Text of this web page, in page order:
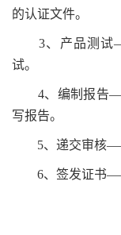
的认证文件。
3、产品测试
试。
4、编制报告——
写报告。
5、递交审核——
6、签发证书——